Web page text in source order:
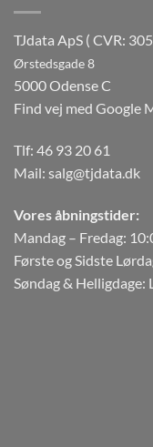
TJdata ApS ( CVR:
Ørstedsgade 8
5000 Odense C
Find vej med Google
Tlf: 46 93 20 61
Mail: salg@tjdata.dk
Vores åbningstider:
Mandag – Fredag:
Første og Sidste
Søndag & Helligdage: